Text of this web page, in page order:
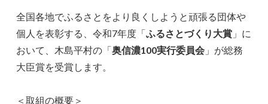
全国各地でふるさとをより良くしようと頑張る団体や
個人を表彰する、令和7年度「ふるさとづくり大賞 」に
おいて、木島平村の「奥信濃100実行委員会 」が総務
大臣賞を受賞します。
＜取組の概要＞